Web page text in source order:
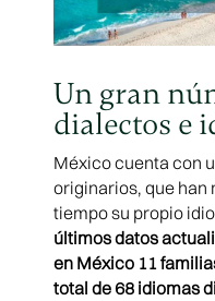
Un gran
dialectos e
México cuenta con
originarios, que han
tiempo su propio
últimos datos
en México 11
total de 68 idiomas